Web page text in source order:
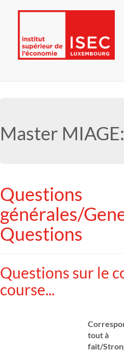
Master
Questions
générales/
Questions
Questions sur le
course...
tout à
fait/